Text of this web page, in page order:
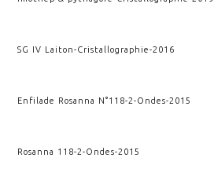
SG IV Laiton-Cristallographie-2016
Enfilade Rosanna N°118-2-Ondes-2015
Rosanna 118-2-Ondes-2015